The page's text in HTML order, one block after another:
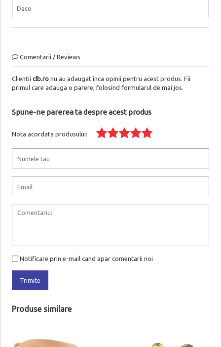
Daco
Comentarii / Reviews
Clientii clb.ronu au adaugat inca opinii pentru acest produs. Fii
primul care adauga o parere, folosind formularul de mai jos.
Spune-ne parerea ta despre acest produs
Nota acordata produsului:
Notificare prin e-mail cand apar comentarii noi
Trimite
Produse similare